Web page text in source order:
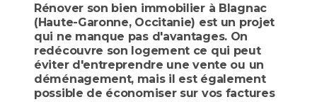
Rénover son bien immobilier à Blagnac
(Haute-Garonne, Occitanie) est un projet
qui ne manque pas d'avantages. On
redécouvre son logement ce qui peut
éviter d'entreprendre une vente ou un
déménagement, mais il est également
possible de économiser sur vos factures